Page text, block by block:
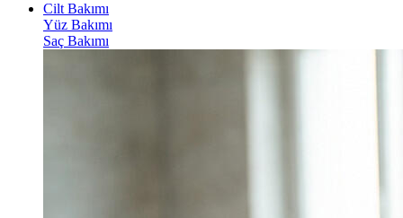
Cilt Bakımı
Yüz Bakımı
Saç Bakımı